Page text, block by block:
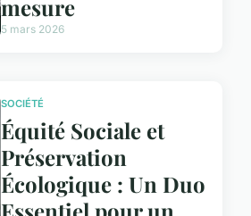
mesure
5 mars 2026
SOCIÉTÉ
Équité Sociale et
Préservation
Écologique : Un Duo